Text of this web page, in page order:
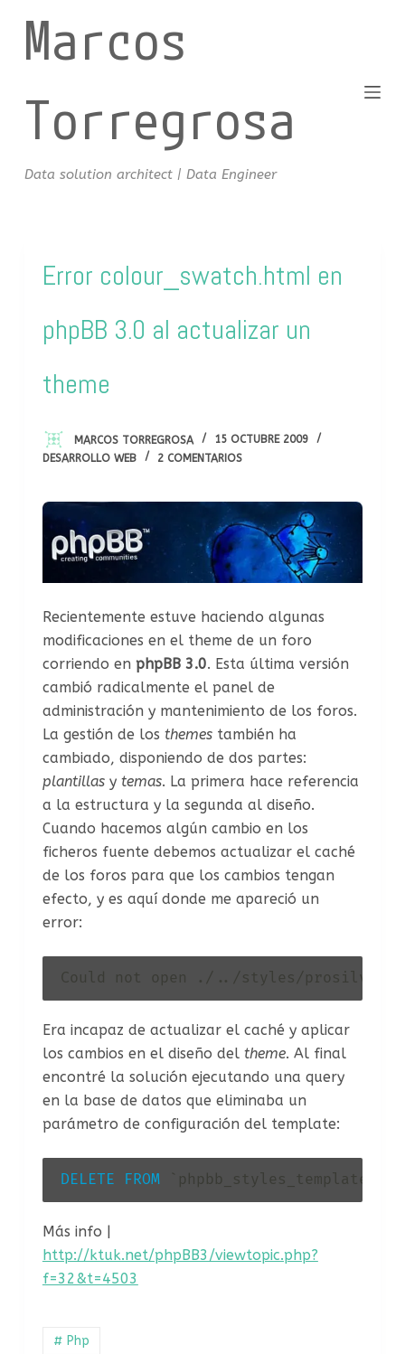
Marcos
Torregrosa
Data solution architect | Data Engineer
Error colour_swatch.html en
phpBB 3.0 al actualizar un
theme
MARCOS TORREGROSA
15 OCTUBRE 2009
DESARROLLO WEB
2 COMENTARIOS
Recientemente estuve haciendo algunas
modificaciones en el theme de un foro
corriendo enphpBB 3.0. Esta última versión
cambió radicalmente el panel de
administración y mantenimiento de los foros.
La gestión de los themes también ha
cambiado, disponiendo de dos partes:
plantillasy temas. La primera hace referencia
a la estructura y la segunda al diseño.
Cuando hacemos algún cambio en los
ficheros fuente debemos actualizar el caché
de los foros para que los cambios tengan
efecto, y es aquí donde me apareció un
error:
Could not open . / . . / styles / prosilver
Era incapaz de actualizar el caché y aplicar
los cambios en el diseño del theme. Al final
encontré la solución ejecutando una query
en la base de datos que eliminaba un
parámetro de configuración del template:
DELETE FROM `
Más info |
http://ktuk.net/phpBB3/viewtopic.php?
f=32&t=4503
# Php